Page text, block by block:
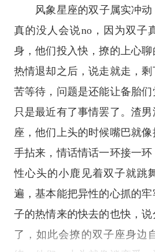
风象星座的双子属实冲动
真的没人会说no，因为双子
身，他们投入快，撩的上心
热情退却之后，说走就走，
苦等待，问题是还能让备胎们
只是最近有了事情罢了。渣
座，他们上头的时候嘴巴就
手拈来，情话情话一环接一
性心头的小鹿见着双子就跳
遍，基本能把异性的心抓的
子的热情来的快去的也快，
了，如此会撩的双子座身边